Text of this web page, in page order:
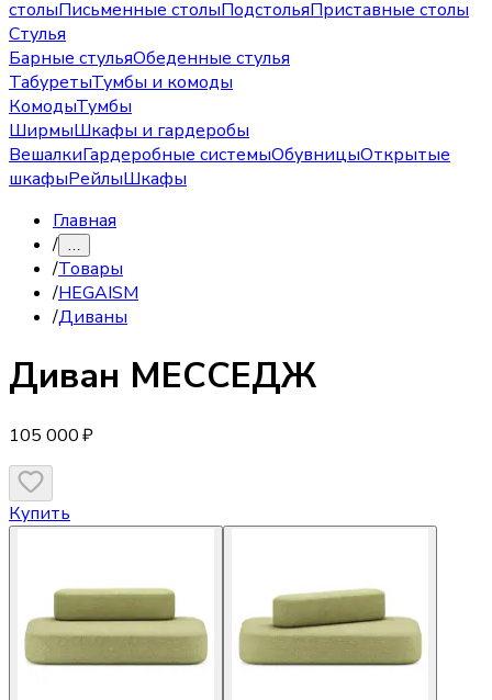
столыПисьменные столыПодстольяПриставные столы
Стулья
Барные стульяОбеденные стулья
ТабуретыТумбы и комоды
КомодыТумбы
ШирмыШкафы и гардеробы
ВешалкиГардеробные системыОбувницыОткрытые
шкафыРейлыШкафы
Главная
/ …
/Товары
/HEGAISM
/Диваны
Диван МЕССЕДЖ
105 000 ₽
Купить